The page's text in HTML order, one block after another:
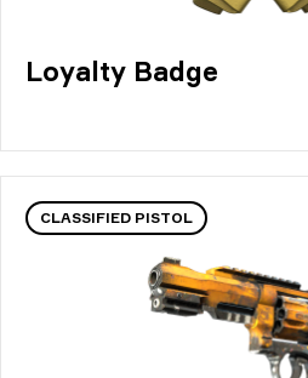
Loyalty Badge
CLASSIFIED PISTOL